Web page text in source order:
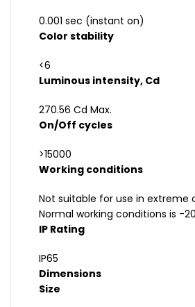
0.001 sec (instant on)
Color stability
<6
Luminous intensity, Cd
270.56 Cd Max.
On/Off cycles
>15000
Working conditions
Not suitable for use in extreme
Normal working conditions is -
IP Rating
IP65
Dimensions
Size